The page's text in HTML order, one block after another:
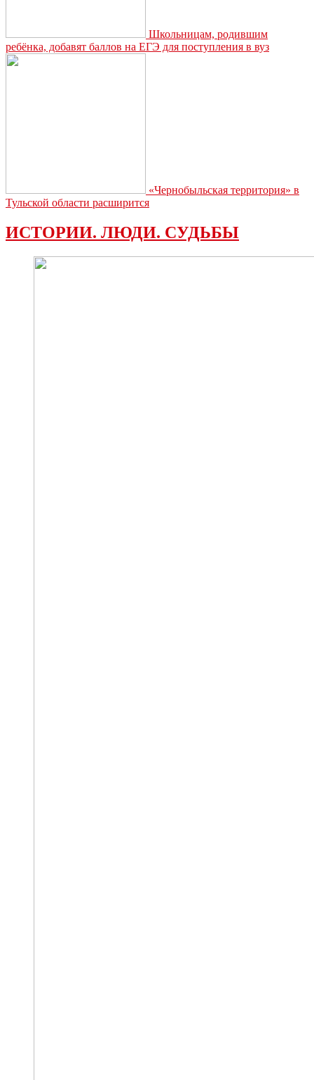
Школьницам, родившим
ребёнка, добавят баллов на ЕГЭ для поступления в вуз
«Чернобыльская территория» в
Тульской области расширится
ИСТОРИИ. ЛЮДИ. СУДЬБЫ